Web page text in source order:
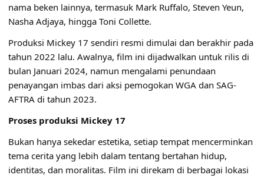
nama beken lainnya, termasuk Mark Ruffalo, Steven Yeun,
Nasha Adjaya, hingga Toni Collette.
Produksi Mickey 17 sendiri resmi dimulai dan berakhir pada
tahun 2022 lalu. Awalnya, film ini dijadwalkan untuk rilis di
bulan Januari 2024, namun mengalami penundaan
penayangan imbas dari aksi pemogokan WGA dan SAG-
AFTRA di tahun 2023.
Proses produksi Mickey 17
Bukan hanya sekedar estetika, setiap tempat mencerminkan
tema cerita yang lebih dalam tentang bertahan hidup,
identitas, dan moralitas. Film ini direkam di berbagai lokasi